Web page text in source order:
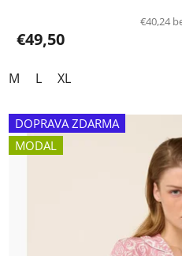
€40,24
€49,50
M L XL
DOPRAVA ZDARMA
MODAL